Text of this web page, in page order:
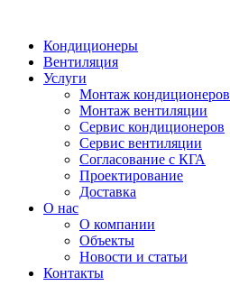
Кондиционеры
Вентиляция
Услуги
Монтаж кондиционеров
Монтаж вентиляции
Сервис кондиционеров
Сервис вентиляции
Согласование с КГА
Проектирование
Доставка
О нас
О компании
Объекты
Новости и статьи
Контакты